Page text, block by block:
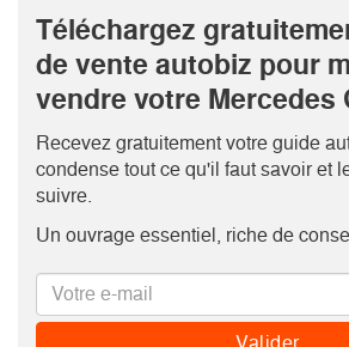
Téléchargez
de vente autobiz pour
vendre votre Mercedes
Recevez gratuitement votre guide
condense tout ce qu'il faut savoir et
suivre.
Un ouvrage essentiel, riche de